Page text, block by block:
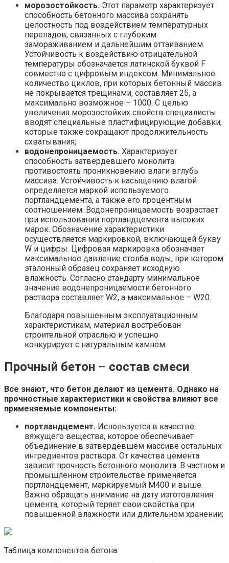
морозостойкость. Этот параметр характеризует
способность бетонного массива сохранять
целостность под воздействием температурных
перепадов, связанных с глубоким
замораживанием и дальнейшим оттаиванием.
Устойчивость к воздействию отрицательной
температуры обозначается латинской буквой F
совместно с цифровым индексом. Минимальное
количество циклов, при которых бетонный массив
не покрывается трещинами, составляет 25, а
максимально возможное – 1000. С целью
увеличения морозостойких свойств специалисты
вводят специальные пластифицирующие добавки,
которые также сокращают продолжительность
схватывания;
водонепроницаемость. Характеризует
способность затвердевшего монолита
противостоять проникновению влаги вглубь
массива. Устойчивость к насыщению влагой
определяется маркой используемого
портландцемента, а также его процентным
соотношением. Водонепроницаемость возрастает
при использовании портландцемента высоких
марок. Обозначение характеристики
осуществляется маркировкой, включающей букву
W и цифры. Цифровая маркировка обозначает
максимальное давление столба воды, при котором
эталонный образец сохраняет исходную
влажность. Согласно стандарту минимальное
значение водонепроницаемости бетонного
раствора составляет W2, а максимальное – W20.
Благодаря повышенным эксплуатационным
характеристикам, материал востребован
строительной отраслью и успешно
конкурирует с натуральным камнем.
Прочный бетон – состав смеси
Все знают, что бетон делают из цемента. Однако на
прочностные характеристики и свойства влияют все
применяемые компоненты:
портландцемент. Используется в качестве
вяжущего вещества, которое обеспечивает
объединение в затвердевшем массиве остальных
ингредиентов раствора. От качества цемента
зависит прочность бетонного монолита. В частном и
промышленном строительстве применяется
портландцемент, маркируемый М400 и выше.
Важно обращать внимание на дату изготовления
цемента, который теряет свои свойства при
повышенной влажности или длительном хранении;
Таблица компонентов бетона